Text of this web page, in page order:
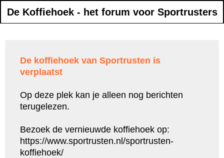
De Koffiehoek - het forum voor Sportrusters
De koffiehoek van Sportrusten is
verplaatst
Op deze plek kan je alleen nog berichten
terugelezen.
Bezoek de vernieuwde koffiehoek op:
https://www.sportrusten.nl/sportrusten-
koffiehoek/